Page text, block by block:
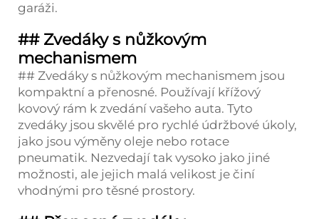
garáži.
## Zvedáky s nůžkovým
mechanismem
## Zvedáky s nůžkovým mechanismem jsou
kompaktní a přenosné. Používají křížový
kovový rám k zvedání vašeho auta. Tyto
zvedáky jsou skvělé pro rychlé údržbové úkoly,
jako jsou výměny oleje nebo rotace
pneumatik. Nezvedají tak vysoko jako jiné
možnosti, ale jejich malá velikost je činí
vhodnými pro těsné prostory.